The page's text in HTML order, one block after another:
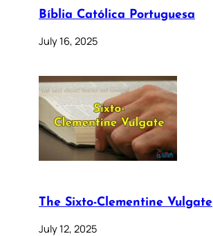
Bíblia Católica Portuguesa
July 16, 2025
The Sixto-Clementine Vulgate
July 12, 2025